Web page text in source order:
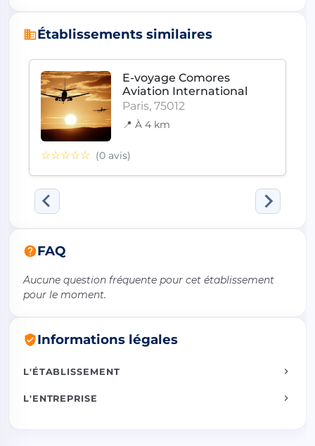
Établissements similaires
E-voyage Comores
Aviation International
Paris, 75012
📍 À 4 km
☆☆☆☆☆ (0 avis)
FAQ
Aucune question fréquente pour cet établissement
pour le moment.
Informations légales
L'ÉTABLISSEMENT
L'ENTREPRISE